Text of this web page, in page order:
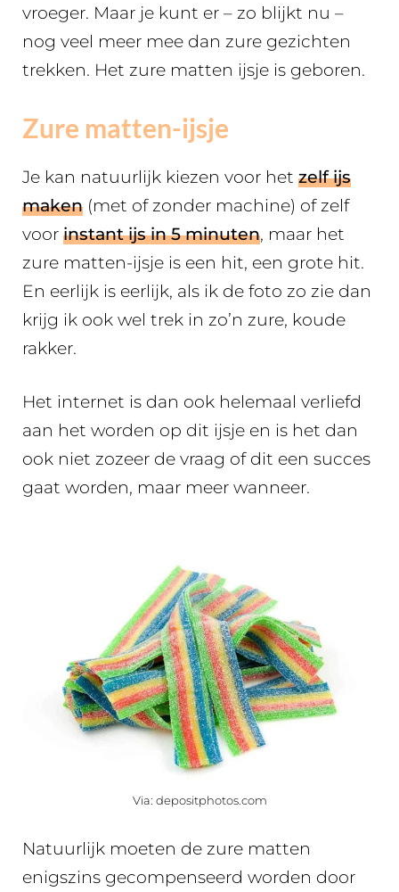
vroeger. Maar je kunt er – zo blijkt nu –
nog veel meer mee dan zure gezichten
trekken. Het zure matten ijsje is geboren.
Zure matten-ijsje
Je kan natuurlijk kiezen voor het zelf ijs
maken (met of zonder machine) of zelf
voor instant ijs in 5 minuten, maar het
zure matten-ijsje is een hit, een grote hit.
En eerlijk is eerlijk, als ik de foto zo zie dan
krijg ik ook wel trek in zo’n zure, koude
rakker.
Het internet is dan ook helemaal verliefd
aan het worden op dit ijsje en is het dan
ook niet zozeer de vraag of dit een succes
gaat worden, maar meer wanneer.
Via: depositphotos.com
Natuurlijk moeten de zure matten
enigszins gecompenseerd worden door